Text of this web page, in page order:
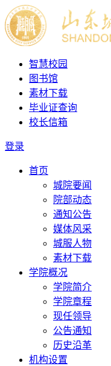
智慧校园
图书馆
素材下载
毕业证查询
校长信箱
登录
首页
城院要闻
院部动态
通知公告
媒体风采
城服人物
素材下载
学院概况
学院简介
学院章程
现任领导
公告通知
历史沿革
机构设置